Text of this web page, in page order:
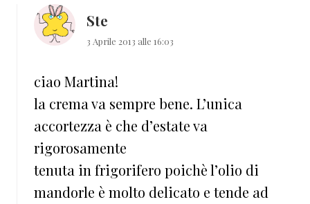
Ste
3 Aprile 2013 alle 16:03
ciao Martina!
la crema va sempre bene. L’unica
accortezza è che d’estate va
rigorosamente
tenuta in frigorifero poichè l’olio di
mandorle è molto delicato e tende ad